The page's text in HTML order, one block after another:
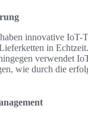
innovative
in
verwendet
wie durch die